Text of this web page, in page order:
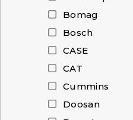
Bomag
Bosch
CASE
CAT
Cummins
Doosan